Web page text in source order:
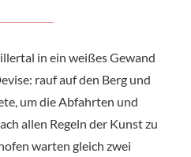
in ein weißes Gewand
rauf auf den Berg und
um die Abfahrten und
allen Regeln der Kunst zu
warten gleich zwei